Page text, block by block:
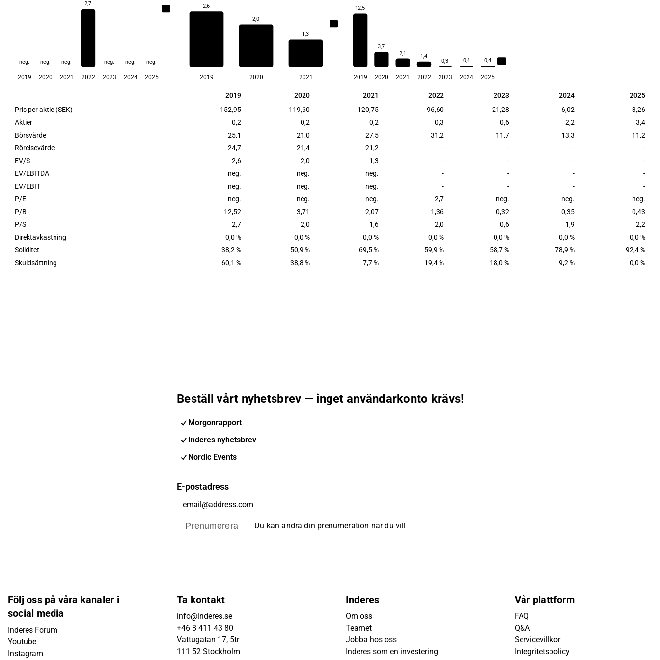
neg. neg. neg.
2,7
neg. neg. neg.
2019 2020 2021 2022 2023 2024 2025
2,6
2,0
1,3
2019 2020 2021
12,5
3,7
2,1
1,4
0,3 0,4 0,4
2019 2020 2021 2022 2023 2024 2025
2019 2020 2021 2022 2023 2024 2025
2019 2020 2021 2022 2023 2024
2025
Pris per aktie (SEK)
152,95 119,60 120,75 96,60 21,28 6,02
3,26
Aktier
0,2 0,2 0,2 0,3 0,6 2,2
3,4
Börsvärde
25,1 21,0 27,5 31,2 11,7 13,3
11,2
Rörelsevärde
24,7 21,4 21,2 - - -
-
EV/S
2,6 2,0 1,3 - - -
-
EV/EBITDA
neg. neg. neg. - - -
-
EV/EBIT
neg. neg. neg. - - -
-
P/E
neg. neg. neg. 2,7 neg. neg.
neg.
P/B
12,52 3,71 2,07 1,36 0,32 0,35
0,43
P/S
2,7 2,0 1,6 2,0 0,6 1,9
2,2
Direktavkastning
0,0 % 0,0 % 0,0 % 0,0 % 0,0 % 0,0 %
0,0 %
Soliditet
38,2 % 50,9 % 69,5 % 59,9 % 58,7 % 78,9 %
92,4 %
Skuldsättning
60,1 % 38,8 % 7,7 % 19,4 % 18,0 % 9,2 % 0,0 %
Beställ vårt nyhetsbrev — inget användarkonto krävs!
Morgonrapport
Inderes nyhetsbrev
Nordic Events
E-postadress
Prenumerera Du kan ändra din prenumeration när du vill
Följ oss på våra kanaler i
social media
Inderes Forum
Youtube
Instagram
Ta kontakt
info@inderes.se
+46 8 411 43 80
Vattugatan 17, 5tr
111 52 Stockholm
Inderes
Om oss
Teamet
Jobba hos oss
Inderes som en investering
Vår plattform
FAQ
Q&A
Servicevillkor
Integritetspolicy